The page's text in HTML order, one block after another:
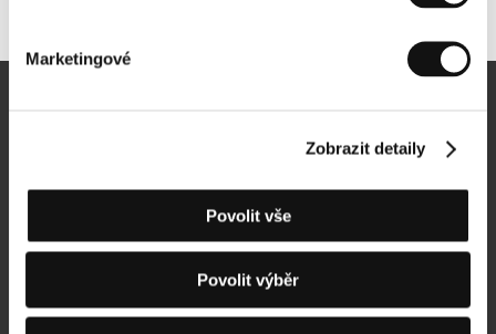
Marketingové
Zobrazit detaily
Povolit vše
Povolit výběr
Newsletter
Přihlásit se k odběru
Přihlášením souhlasím sezpracováním osobních údajů